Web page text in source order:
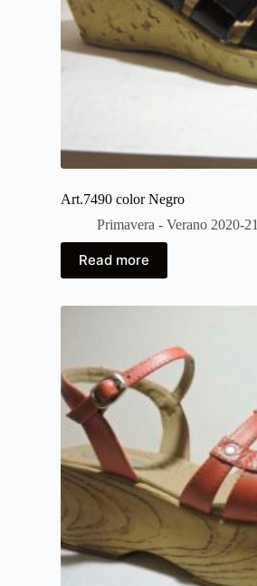
Art.7490 color Negro
Primavera - Verano 2020-21
Read more